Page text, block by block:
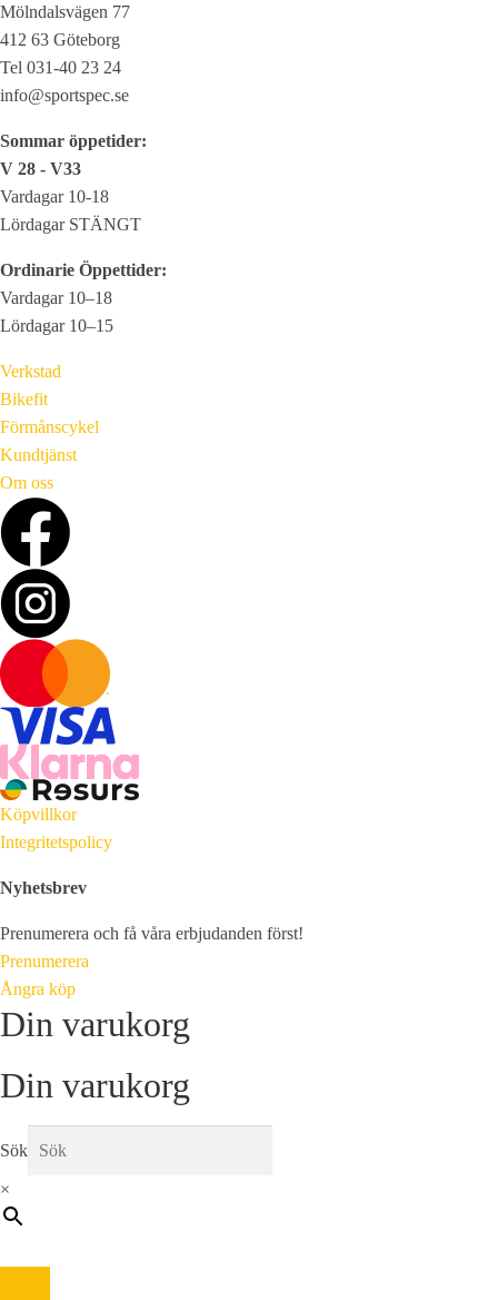
Mölndalsvägen 77
412 63 Göteborg
Tel 031-40 23 24
info@sportspec.se
Sommar öppetider:
V 28 - V33
Vardagar 10-18
Lördagar STÄNGT
Ordinarie Öppettider:
Vardagar 10–18
Lördagar 10–15
Verkstad
Bikefit
Förmånscykel
Kundtjänst
Om oss
Köpvillkor
Integritetspolicy
Nyhetsbrev
Prenumerera och få våra erbjudanden först!
Prenumerera
Ångra köp
Din varukorg
Din varukorg
Sök
×